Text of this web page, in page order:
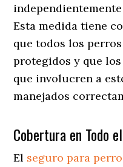
Esta medida tiene
que todos los
protegidos y que
que involucren a
manejados
Cobertura en Todo
El seguro para